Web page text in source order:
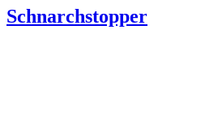
Schnarchstopper